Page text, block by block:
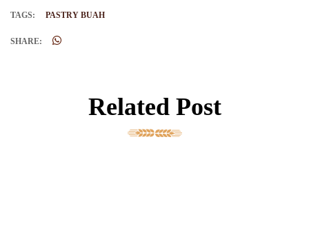
TAGS: PASTRY BUAH
SHARE:
Related Post